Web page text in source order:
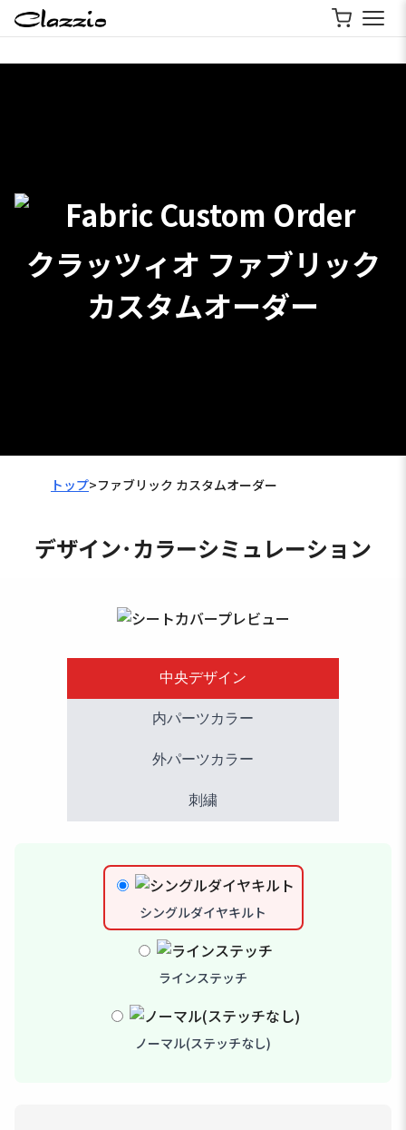
クラッツィオ ファブリック
カスタムオーダー
トップ>ファブリック カスタムオーダー
デザイン･カラーシミュレーション
中央デザイン
内パーツカラー
外パーツカラー
刺繍
シングルダイヤキルト
ラインステッチ
ノーマル(ステッチなし)